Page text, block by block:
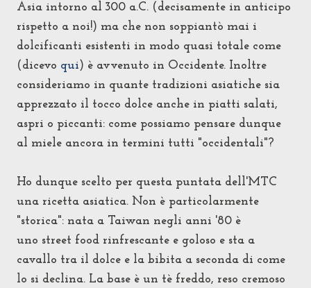
Asia intorno al 300 a.C. (decisamente in anticipo
rispetto a noi!) ma che non soppiantò mai i
dolcificanti esistenti in modo quasi totale come
(dicevo qui) è avvenuto in Occidente. Inoltre
consideriamo in quante tradizioni asiatiche sia
apprezzato il tocco dolce anche in piatti salati,
aspri o piccanti: come possiamo pensare dunque
al miele ancora in termini tutti "occidentali"?
Ho dunque scelto per questa puntata dell'MTC
una ricetta asiatica. Non è particolarmente
"storica": nata a Taiwan negli anni '80 è
uno street food rinfrescante e goloso e sta a
cavallo tra il dolce e la bibita a seconda di come
lo si declina. La base è un tè freddo, reso cremoso